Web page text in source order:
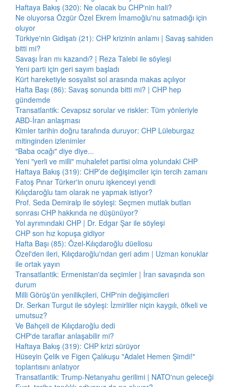
Haftaya Bakış (320): Ne olacak bu CHP'nin hali?
Ne oluyorsa Özgür Özel Ekrem İmamoğlu'nu satmadığı için
oluyor
Türkiye'nin Gidişatı (21): CHP krizinin anlamı | Savaş sahiden
bitti mi?
Savaşı İran mı kazandı? | Reza Talebi ile söyleşi
Yeni parti için geri sayım başladı
Kürt hareketiyle sosyalist sol arasında makas açılıyor
Hafta Başı (86): Savaş sonunda bitti mi? | CHP hep
gündemde
Transatlantik: Cevapsız sorular ve riskler: Tüm yönleriyle
ABD-İran anlaşması
Kimler tarihin doğru tarafında duruyor: CHP Lüleburgaz
mitinginden izlenimler
"Baba ocağı" diye diye...
Yeni "yerli ve milli" muhalefet partisi olma yolundaki CHP
Haftaya Bakış (319): CHP’de değişimciler için tercih zamanı
Fatoş Pınar Türker'in onuru işkenceyi yendi
Kılıçdaroğlu tam olarak ne yapmak istiyor?
Prof. Seda Demiralp ile söyleşi: Seçmen mutlak butlan
sonrası CHP hakkında ne düşünüyor?
Yol ayrımındaki CHP | Dr. Edgar Şar ile söyleşi
CHP son hız kopuşa gidiyor
Hafta Başı (85): Özel-Kılıçdaroğlu düellosu
Özel'den ileri, Kılıçdaroğlu'ndan geri adım | Uzman konuklar
ile ortak yayın
Transatlantik: Ermenistan'da seçimler | İran savaşında son
durum
Milli Görüş'ün yenilikçileri, CHP'nin değişimcileri
Dr. Serkan Turgut ile söyleşi: İzmirliler niçin kaygılı, öfkeli ve
umutsuz?
Ve Bahçeli de Kılıçdaroğlu dedi
CHP'de taraflar anlaşabilir mi?
Haftaya Bakış (319): CHP krizi sürüyor
Hüseyin Çelik ve Figen Çalıkuşu "Adalet Hemen Şimdi!"
toplantısını anlatıyor
Transatlantik: Trump-Netanyahu gerilimi | NATO'nun geleceği